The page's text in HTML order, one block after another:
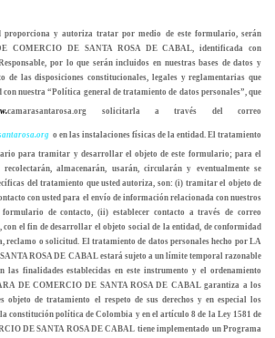
proporciona y autoriza tratar por medio de este formulario, serán
COMERCIO DE SANTA ROSA DE CABAL, identificada con
por lo que serán incluidos en nuestras bases de datos y
de las disposiciones constitucionales, legales y reglamentarias que
nuestra “Política general de tratamiento de datos personales”, que
camarasantarosa.org solicitarla a través del correo
org o en las instalaciones físicas de la entidad. El tratamiento
para tramitar y desarrollar el objeto de este formulario; para el
recolectarán, almacenarán, usarán, circularán y eventualmente se
del tratamiento que usted autoriza, son: (i) tramitar el objeto de
con usted para el envío de información relacionada con nuestros
de contacto, (ii) establecer contacto a través de correo
el fin de desarrollar el objeto social de la entidad, de conformidad
reclamo o solicitud. El tratamiento de datos personales hecho por LA
ROSA DE CABALestará sujeto a un límite temporal razonable
las finalidades establecidas en este instrumento y el ordenamiento
DE COMERCIO DE SANTA ROSA DE CABALgarantiza a los
objeto de tratamiento el respeto de sus derechos y en especial los
constitución política de Colombia y en el artículo 8 de la Ley 1581 de
DE SANTA ROSA DE CABAL tiene implementado un Programa